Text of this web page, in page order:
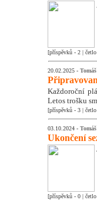
[příspěvků - 2 |
20.02.2025 -
Každoroční
Letos trošku
[příspěvků - 3 |
03.10.2024 -
Ukončení
[příspěvků - 0 |